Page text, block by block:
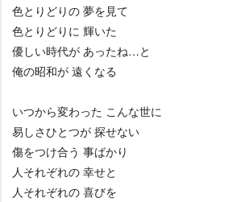
色とりどりの 夢を見て
色とりどりに 輝いた
優しい時代が あったね…と
俺の昭和が 遠くなる
いつから変わった こんな世に
易しさひとつが 探せない
傷をつけ合う 事ばかり
人それぞれの 幸せと
人それぞれの 喜びを